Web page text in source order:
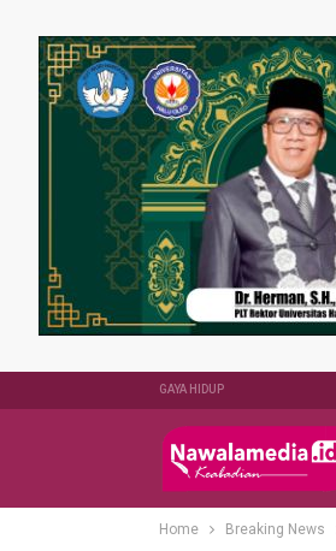
GAYA HIDUP
Home Breaking News